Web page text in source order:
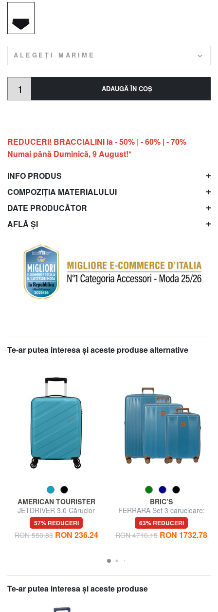
ALEGEȚI MARIME
ADAUGĂ ÎN COŞ
REDUCERI! BRACCIALINI la - 50% | - 60% | - 70%
Numai până Duminică, 9 August!*
INFO PRODUS
COMPOZIȚIA MATERIALULUI
DATE PRODUCĂTOR
AFLĂ ȘI
Te-ar putea interesa şi aceste produse alternative
AMERICAN TOURISTER
JETDRIVER 3.0 Cărucior
pentru bagaje de mână
57% REDUCERI
RON 550.83 RON 236.24
BRIC’S
FERRARA Set 3 carucioare:
cabina, extensibil mediu si
mare
63% REDUCERI
RON 4710.15 RON 1732.78
Te-ar putea interesa şi aceste produse